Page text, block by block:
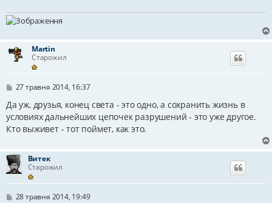
Martin
Старожил
П
в
д
о
е
н
н
27 травня 2014, 16:37
Да уж, друзья, конец света - это одно, а сохранить жизнь в
условиях дальнейших цепочек разрушений - это уже другое.
Кто выживет - тот поймет, как это.
Витек
Старожил
П
28 травня 2014, 19:49